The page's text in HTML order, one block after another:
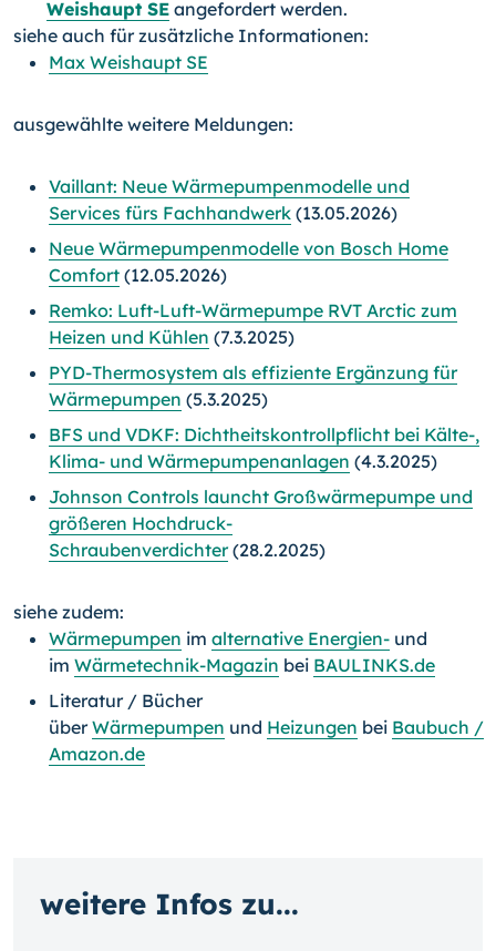
Weishaupt SE angefordert werden.
siehe auch für zusätzliche Informationen:
Max Weishaupt SE
ausgewählte weitere Meldungen:
Vaillant: Neue Wärmepumpenmodelle und
Services fürs Fachhandwerk (13.05.2026)
Neue Wärmepumpenmodelle von Bosch Home
Comfort (12.05.2026)
Remko: Luft-Luft-Wärmepumpe RVT Arctic zum
Heizen und Kühlen (7.3.2025)
PYD-Thermosystem als effiziente Ergänzung für
Wärmepumpen (5.3.2025)
BFS und VDKF: Dichtheitskontrollpflicht bei Kälte-,
Klima- und Wärmepumpenanlagen (4.3.2025)
Johnson Controls launcht Großwärmepumpe und
größeren Hochdruck-
Schraubenverdichter(28.2.2025)
siehe zudem:
Wärmepumpen im alternative Energien- und
im Wärmetechnik-Magazin bei BAULINKS.de
Literatur / Bücher
überWärmepumpen und Heizungen bei Baubuch /
Amazon.de
weitere Infos zu...